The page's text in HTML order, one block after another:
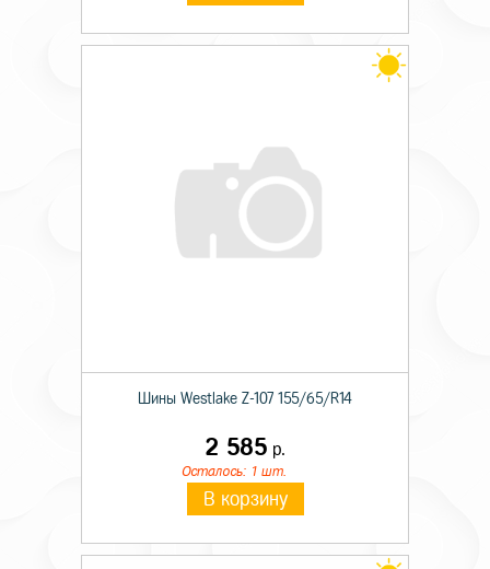
Шины Westlake Z-107 155/65/R14
2 585р.
Осталось: 1 шт.
В корзину